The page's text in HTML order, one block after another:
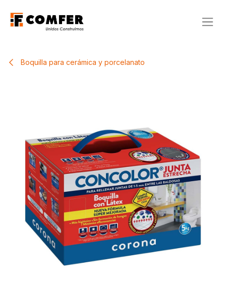
Boquilla para cerámica y porcelanato